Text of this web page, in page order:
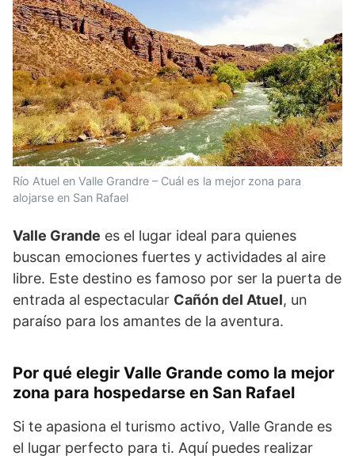
Río Atuel en Valle Grandre – Cuál es la mejor zona para
alojarse en San Rafael
Valle Grande es el lugar ideal para quienes
buscan emociones fuertes y actividades al aire
libre. Este destino es famoso por ser la puerta de
entrada al espectacular Cañón del Atuel, un
paraíso para los amantes de la aventura.
Por qué elegir Valle Grande como la mejor
zona para hospedarse en San Rafael
Si te apasiona el turismo activo, Valle Grande es
el lugar perfecto para ti. Aquí puedes realizar